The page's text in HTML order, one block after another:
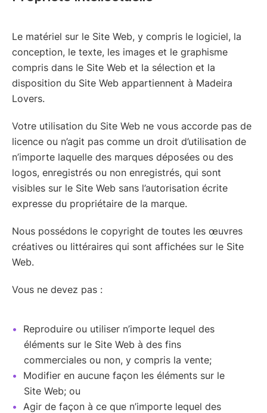
Le matériel sur le Site Web, y compris le logiciel, la
conception, le texte, les images et le graphisme
compris dans le Site Web et la sélection et la
disposition du Site Web appartiennent à Madeira
Lovers.
Votre utilisation du Site Web ne vous accorde pas de
licence ou n’agit pas comme un droit d’utilisation de
n’importe laquelle des marques déposées ou des
logos, enregistrés ou non enregistrés, qui sont
visibles sur le Site Web sans l’autorisation écrite
expresse du propriétaire de la marque.
Nous possédons le copyright de toutes les œuvres
créatives ou littéraires qui sont affichées sur le Site
Web.
Vous ne devez pas :
Reproduire ou utiliser n’importe lequel des
éléments sur le Site Web à des fins
commerciales ou non, y compris la vente;
Modifier en aucune façon les éléments sur le
Site Web; ou
Agir de façon à ce que n’importe lequel des